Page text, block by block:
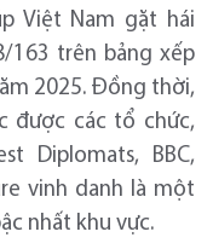
Việt Nam gặt hái
163 trên bảng xếp
2025. Đồng thời,
được các tổ chức,
Diplomats, BBC,
vinh danh là một
nhất khu vực.